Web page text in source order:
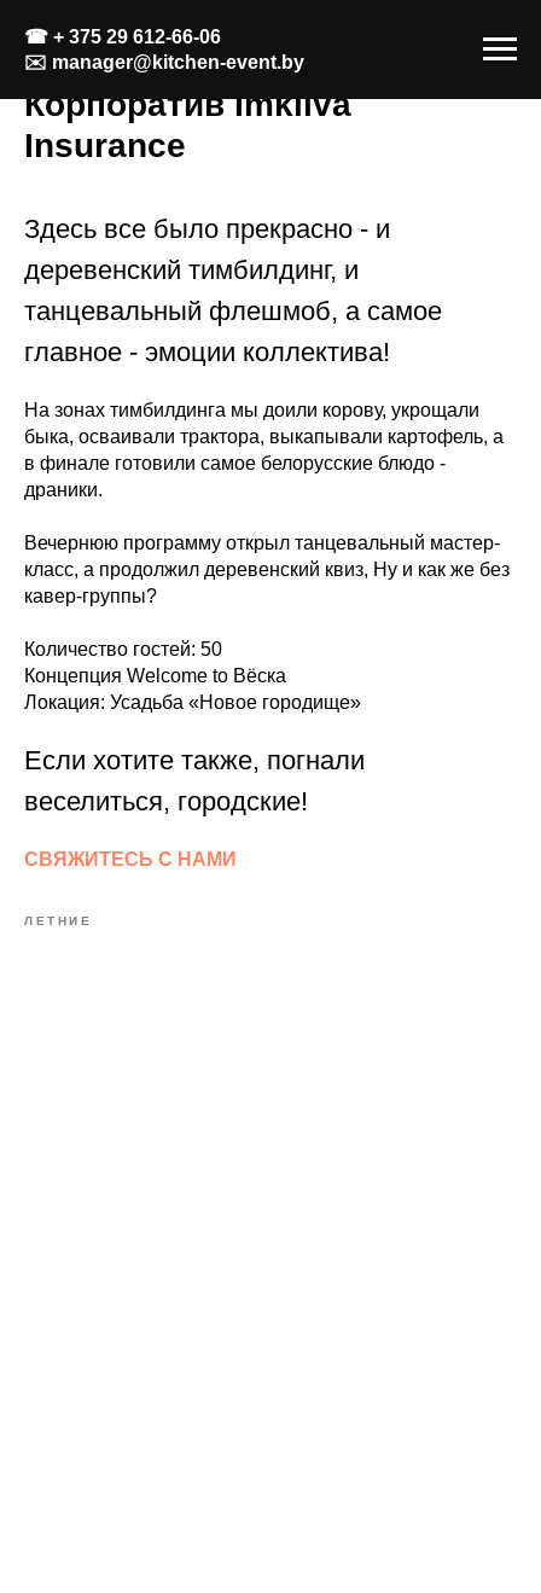
☎ + 375 29 612-66-06
✉️ manager@kitchen-event.by
Корпоратив Imkliva
Insurance
Здесь все было прекрасно - и
деревенский тимбилдинг, и
танцевальный флешмоб, а самое
главное - эмоции коллектива!
На зонах тимбилдинга мы доили корову, укрощали
быка, осваивали трактора, выкапывали картофель, а
в финале готовили самое белорусские блюдо -
драники.
Вечернюю программу открыл танцевальный мастер-
класс, а продолжил деревенский квиз, Ну и как же без
кавер-группы?
Количество гостей: 50
Концепция Welcome to Вёска
Локация: Усадьба «Новое городище»
Если хотите также, погнали
веселиться, городские!
СВЯЖИТЕСЬ С НАМИ
ЛЕТНИЕ